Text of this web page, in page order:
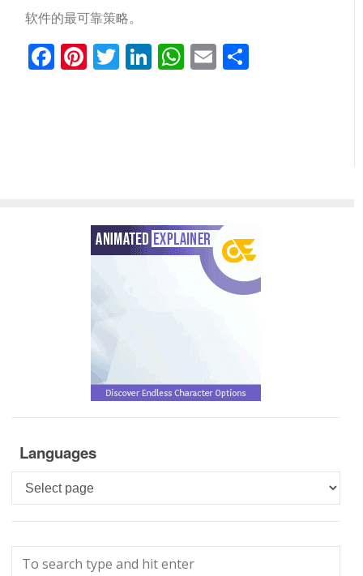
软件的最可靠策略。
Facebook
Pinterest
Twitter
LinkedIn
WhatsApp
Email
Languages
Languages